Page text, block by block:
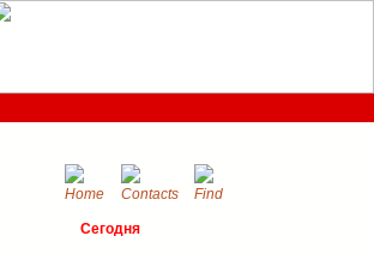
Сегодня